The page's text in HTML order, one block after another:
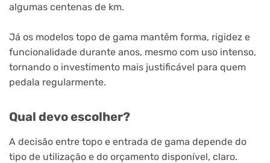
algumas centenas de km.
Já os modelos topo de gama mantêm forma, rigidez e
funcionalidade durante anos, mesmo com uso intenso,
tornando o investimento mais justificável para quem
pedala regularmente.
Qual devo escolher?
A decisão entre topo e entrada de gama depende do
tipo de utilização e do orçamento disponível, claro.